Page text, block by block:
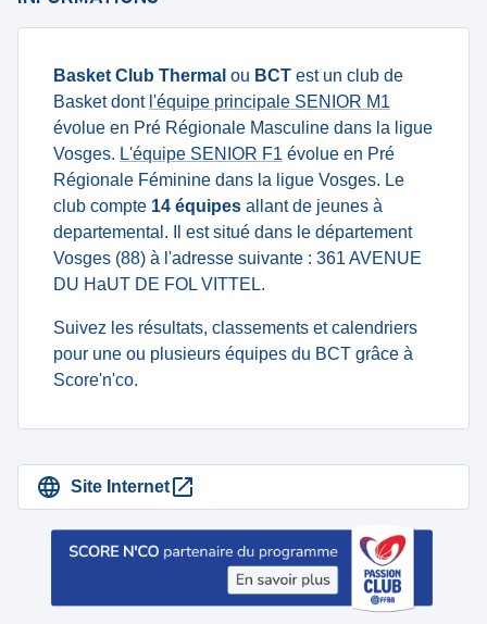
Basket Club Thermal ou BCT est un club de
Basket dont l'équipe principale SENIOR M1
évolue en Pré Régionale Masculine dans la ligue
Vosges. L'équipe SENIOR F1 évolue en Pré
Régionale Féminine dans la ligue Vosges. Le
club compte 14 équipes allant de jeunes à
departemental. Il est situé dans le département
Vosges (88) à l'adresse suivante : 361 AVENUE
DU HaUT DE FOL VITTEL.
Suivez les résultats, classements et calendriers
pour une ou plusieurs équipes du BCT grâce à
Score'n'co.
Site Internet